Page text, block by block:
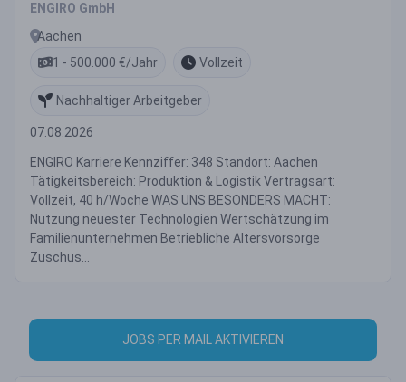
ENGIRO GmbH
Aachen
1 - 500.000 €/Jahr
Vollzeit
Nachhaltiger Arbeitgeber
07.08.2026
ENGIRO Karriere Kennziffer: 348 Standort: Aachen
Tätigkeitsbereich: Produktion & Logistik Vertragsart:
Vollzeit, 40 h/Woche WAS UNS BESONDERS MACHT:
Nutzung neuester Technologien Wertschätzung im
Familienunternehmen Betriebliche Altersvorsorge
Zuschus...
JOBS PER MAIL AKTIVIEREN